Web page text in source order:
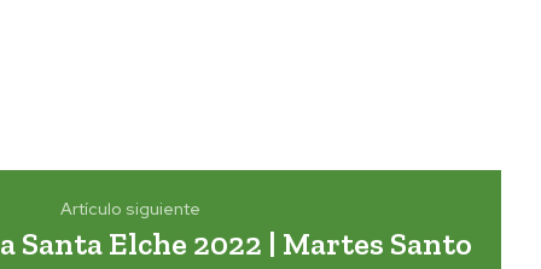
Artículo siguiente
Santa Elche 2022 | Martes Santo